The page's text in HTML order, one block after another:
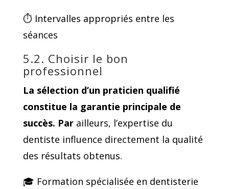
⏱️ Intervalles appropriés entre les
séances
5.2. Choisir le bon
professionnel
La sélection d’un praticien qualifié
constitue la garantie principale de
succès. Parailleurs, l’expertise du
dentiste influence directement la qualité
des résultats obtenus.
🎓 Formation spécialisée en dentisterie